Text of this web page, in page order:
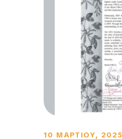
10 ΜΑΡΤΙΟΥ, 2025